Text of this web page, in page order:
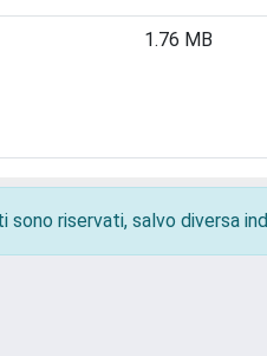
1.76 MB
riservati, salvo diversa